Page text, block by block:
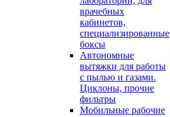
врачебных
кабинетов,
специализированные
боксы
Автономные
вытяжки для работы
с пылью и газами.
Циклоны, прочие
фильтры
Мобильные рабочие